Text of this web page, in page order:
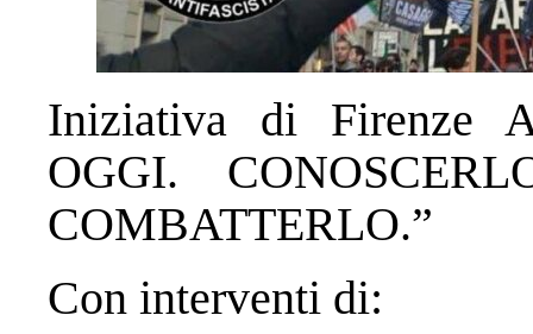
Iniziativa di Firenze
OGGI.
COMBATTERLO.”
Con interventi di: